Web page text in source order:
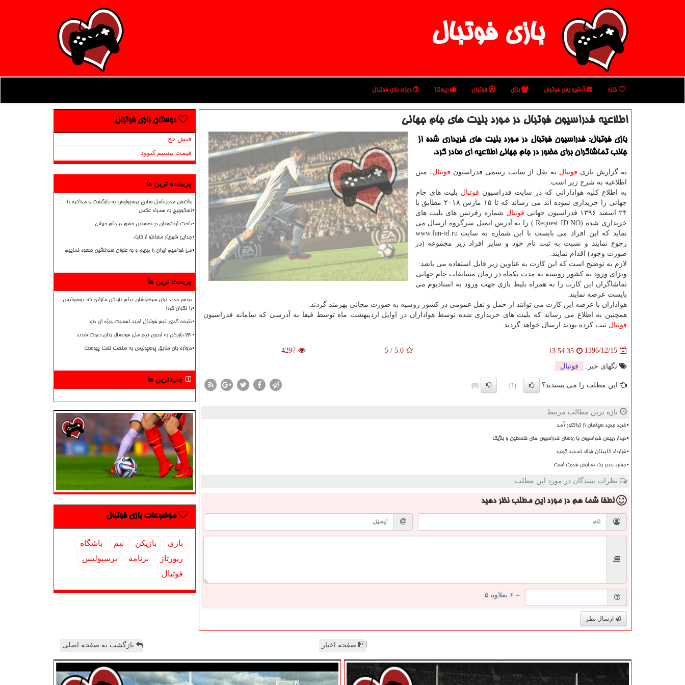
بازی فوتبال
خانه آرشیو بازی فوتبال بازی فوتبال رپورتاژ درباره بازی فوتبال
اطلاعیه فدراسیون فوتبال در مورد بلیت های جام جهانی
بازی فوتبال: فدراسیون فوتبال در مورد بلیت های خریداری شده از
جانب تماشاگران برای حضور در جام جهانی اطلاعیه ای صادر كرد.
به گزارش بازی فوتبال به نقل از سایت رسمی فدراسیون فوتبال، متن
اطلاعیه به شرح زیر است:
به اطلاع كلیه هوادارانی كه در سایت فدراسیون فوتبال بلیت های جام
جهانی را خریداری نموده اند می رساند كه تا ۱۵ مارس ۲۰۱۸ مطابق با
۲۴ اسفند ۱۳۹۶ فدراسیون جهانی
فوتبال شماره رفرنس های بلیت های
خریداری شده (Request ID NO.) را به آدرس ایمیل سرگروه ارسال می
نماید كه این افراد می بایست با این شماره به سایت www.fan-id.ru
رجوع نمایند و نسبت به ثبت نام خود و سایر افراد زیر مجموعه (در
صورت وجود) اقدام نمایند.
لازم به توضیح است كه این كارت به عناوین زیر قابل استفاده می باشد:
ویزای ورود به كشور روسیه به مدت یكماه در زمان مسابقات جام جهانی
تماشاگران این كارت را به همراه بلیط بازی جهت ورود به استادیوم می
بایست عرضه نمایند.
هواداران با عرضه این كارت می توانند از حمل و نقل عمومی در كشور روسیه به صورت مجانی بهرمند گردند.
همچنین به اطلاع می رساند كه بلیت های خریداری شده توسط هواداران در اوایل اردیبهشت ماه توسط فیفا به آدرسی كه سامانه فدراسیون
فوتبال ثبت كرده بودند ارسال خواهد گردید.
1396/12/15
13:54:35
5.0
/
5
4297
تگهای خبر: فوتبال
این مطلب را می پسندید؟ (1)
(0)
تازه ترین مطالب مرتبط
خرید جدید سپاهان از تراکتور آمد
دیدار رییس فدراسیون با روسای فدراسیون های فلسطین و بلژیک
قرارداد کاپیتان فولاد تمدید گردید
جشن غدیر یک نمایش قدرت است
نظرات بینندگان در مورد این مطلب
لطفا شما همدر مورد این مطلب نظر دهید
= ۶ بعلاوه ۵
ارسال نظر
دوستان بازی فوتبال
فیش حج
قیمت بیسیم کنوود
پربیننده ترین ها
واکنش مدیرعامل سابق پرسپولیس به بازگشت و مذاکره با
اسکوچیچ به همراه عکس
باخت ازبکستان در نخستین حضور در جام جهانی
جدایی شهریار مغانلو از کلباء
می خواهیم ایران را ببریم و به عنوان صدرنشین صعود نماییم
پربحث ترین ها
دردسر جدید برای سرخپوشان پیام بازیکن مازادی که پرسپولیس
را نگران کرد!
نتیجه گیری تیم فوتبال امید اهمیت ویژه ای دارد
۲۴ بازیکن به اردوی تیم ملی فوتسال زنان دعوت شدند
دروازه بان سابق پرسپولیس به صنعت نفت پیوست
جدیدترین ها
موضوعات بازی فوتبال
بازی بازیكن تیم
باشگاه
رپورتاژ
برنامه
پرسپولیس
فوتبال
صفحه اخبار بازگشت به صفحه اصلی